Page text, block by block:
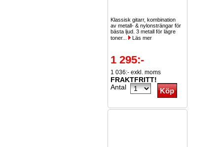
Klassisk gitarr, kombination
av metall- & nylonsträngar för
bästa ljud. 3 metall för lägre
toner...
Läs mer
1 295:-
1 036:- exkl. moms
FRAKTFRITT!
Antal